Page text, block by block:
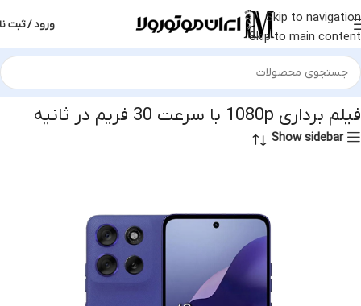
Skip to navigation
Skip to main content
ورود / ثبت
محصول فیلمبرداری سلفی فیلم برداری 1080p با سرعت 30 فریم در ثانیه
فیلم برداری 1080p با سرعت 30 فریم در ثانیه
Show sidebar